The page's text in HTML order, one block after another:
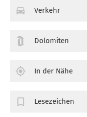
Verkehr
Dolomiten
In der Nähe
Lesezeichen